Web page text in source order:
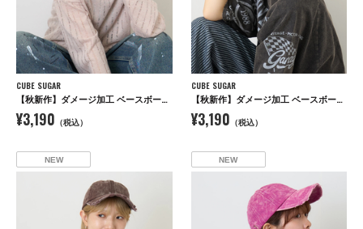
CUBE SUGAR
【秋新作】ダメージ加工 ベースボール キャップ
¥3,190 （税込）
CUBE SUGAR
【秋新作】ダメージ加工 ベースボール キャップ
¥3,190 （税込）
NEW NEW